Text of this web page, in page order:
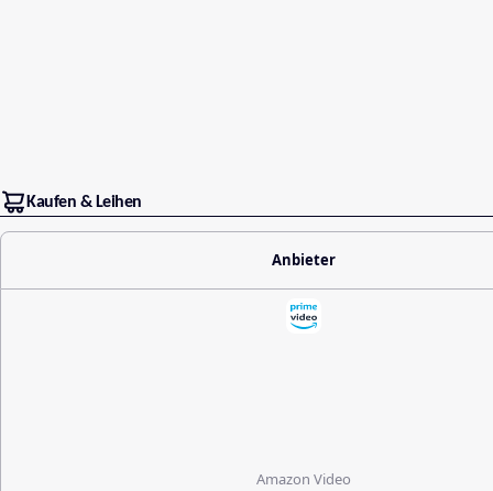
Kaufen & Leihen
Anbieter
Amazon Video